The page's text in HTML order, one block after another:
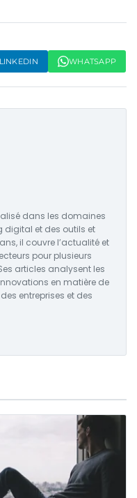
LINKEDIN WHATSAPP
dans les domaines
digital et des outils et
il couvre l’actualité et
pour plusieurs
articles analysent les
en matière de
entreprises et des